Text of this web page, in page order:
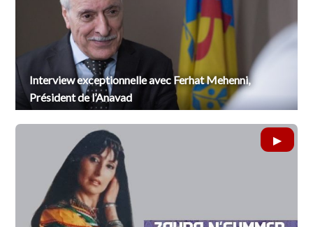
Interview exceptionnelle avec Ferhat Mehenni,
Président de l’Anavad